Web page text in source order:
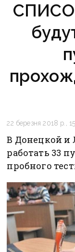
22 березня 2018 р.,
В Донецкой и
работать 33
пробного